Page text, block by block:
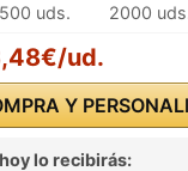
500 uds. 2000
ud.
Y
lo recibirás: